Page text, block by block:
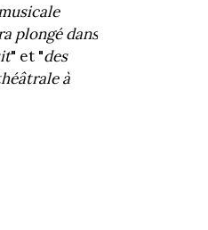
plongé dans
" et "des
à